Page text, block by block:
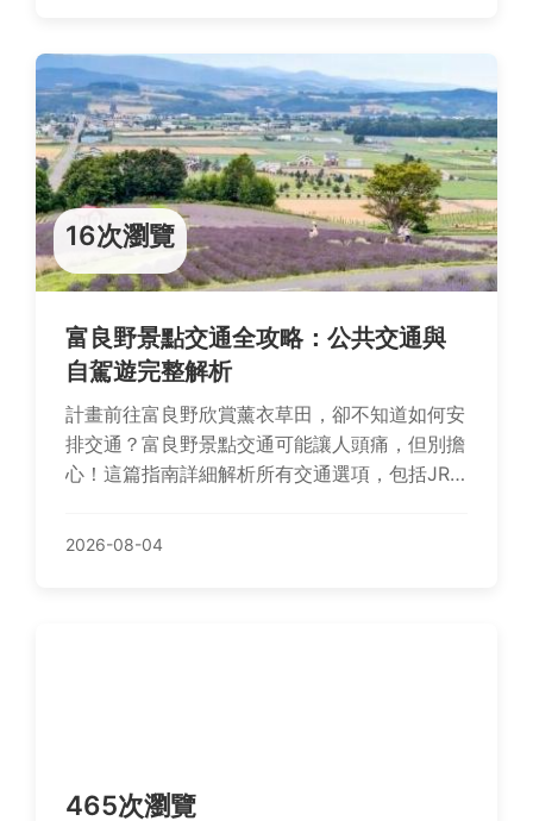
16次瀏覽
富良野景點交通全攻略：公共交通與
自駕遊完整解析
計畫前往富良野欣賞薰衣草田，卻不知道如何安
排交通？富良野景點交通可能讓人頭痛，但別擔
心！這篇指南詳細解析所有交通選項，包括JR
自駕遊的路線規劃，以及季節性注意事項。我們
2026-08-04
465次瀏覽